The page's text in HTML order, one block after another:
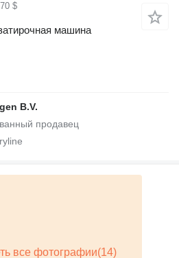
$
машина
B.V.